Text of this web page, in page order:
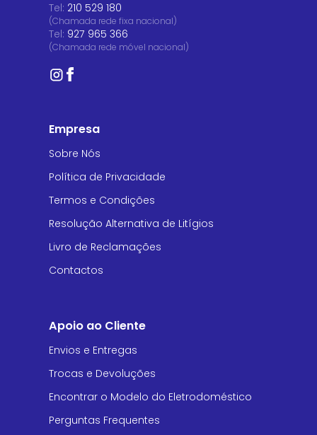
Tel: 210 529 180
(Chamada rede fixa nacional)
Tel: 927 965 366
(Chamada rede móvel nacional)
Empresa
Sobre Nós
Política de Privacidade
Termos e Condições
Resolução Alternativa de Litígios
Livro de Reclamações
Contactos
Apoio ao Cliente
Envios e Entregas
Trocas e Devoluções
Encontrar o Modelo do Eletrodoméstico
Perguntas Frequentes